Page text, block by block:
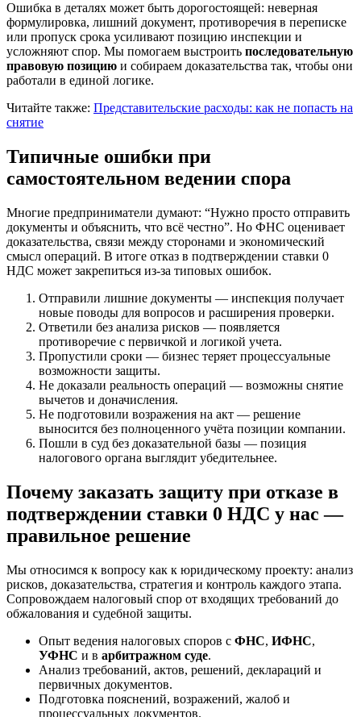
Ошибка в деталях может быть дорогостоящей: неверная
формулировка, лишний документ, противоречия в переписке
или пропуск срока усиливают позицию инспекции и
усложняют спор. Мы помогаем выстроить последовательную
правовую позицию и собираем доказательства так, чтобы они
работали в единой логике.
Читайте также: Представительские расходы: как не попасть на
снятие
Типичные ошибки при
самостоятельном ведении спора
Многие предприниматели думают: “Нужно просто отправить
документы и объяснить, что всё честно”. Но ФНС оценивает
доказательства, связи между сторонами и экономический
смысл операций. В итоге отказ в подтверждении ставки 0
НДС может закрепиться из‑за типовых ошибок.
Отправили лишние документы — инспекция получает
новые поводы для вопросов и расширения проверки.
Ответили без анализа рисков — появляется
противоречие с первичкой и логикой учета.
Пропустили сроки — бизнес теряет процессуальные
возможности защиты.
Не доказали реальность операций — возможны снятие
вычетов и доначисления.
Не подготовили возражения на акт — решение
выносится без полноценного учёта позиции компании.
Пошли в суд без доказательной базы — позиция
налогового органа выглядит убедительнее.
Почему заказать защиту при отказе в
подтверждении ставки 0 НДС у нас —
правильное решение
Мы относимся к вопросу как к юридическому проекту: анализ
рисков, доказательства, стратегия и контроль каждого этапа.
Сопровождаем налоговый спор от входящих требований до
обжалования и судебной защиты.
Опыт ведения налоговых споров с ФНС, ИФНС,
УФНС и в арбитражном суде.
Анализ требований, актов, решений, деклараций и
первичных документов.
Подготовка пояснений, возражений, жалоб и
процессуальных документов.